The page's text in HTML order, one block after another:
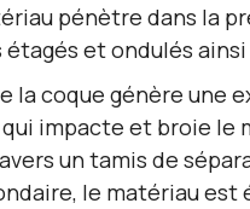
pénètre dans la
et ondulés
la coque génère une
impacte et broie le
un tamis de
le matériau est